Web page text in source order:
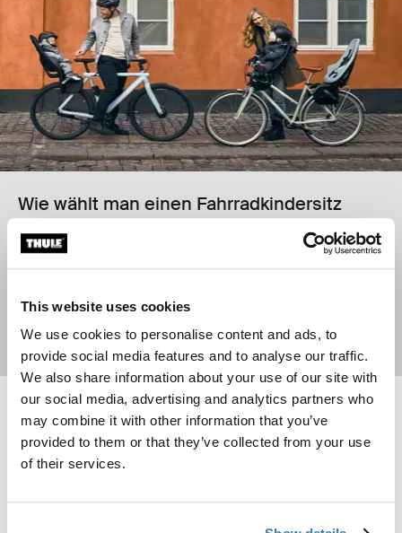
This website uses cookies
We use cookies to personalise content and ads, to
provide social media features and to analyse our traffic.
We also share information about your use of our site with
our social media, advertising and analytics partners who
may combine it with other information that you’ve
provided to them or that they’ve collected from your use
of their services.
Wie wählt man einen Fahrradkindersitz
aus?
Finde das passende Produkt für deine Familie
Mehr erfahren
Thule Yepp Nexxt 2 maxi frame mount Fahrradkindersitz für
Thule Yepp Nexxt 2 Mitternachtsschwarz (selected)
Thule Yepp Nexxt 2 dunkler Schiefer
Thule Yepp Nexxt 2 Maxi Mint Green
Thule Yepp Nexxt 2 Maxi Snow White
Thule Yepp Nexxt 2 Maxi Aquamarin
Thule Yepp Nexxt 2 Maxi Chocolate Brown
Thule RideAlong 2 rack mount
Thule RideAlong 2 rack mount
Thule RideAlong 2 rack
Thule RideAlong 2 rack
Gepäckträgermontage